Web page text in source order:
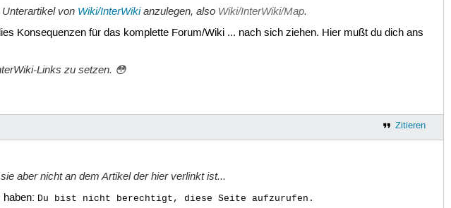
von Wiki/InterWikianzulegen, also Wiki/InterWiki/Map.
Konsequenzen für das komplette Forum/Wiki ... nach sich ziehen. Hier mußt du dich ans
Links zu setzen. 😳
Zitieren
aber nicht an dem Artikel der hier verlinkt ist...
Du bist nicht berechtigt, diese Seite aufzurufen.